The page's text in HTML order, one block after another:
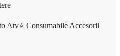
Atv⭐️ Consumabile Accesorii